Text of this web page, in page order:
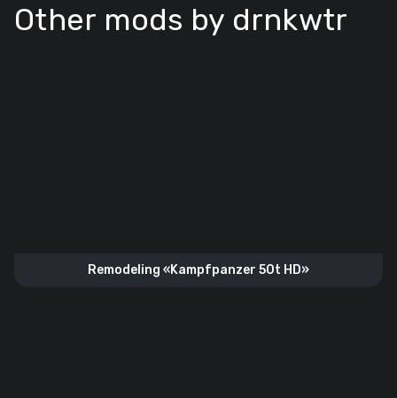
Other mods by drnkwtr
Remodeling «Kampfpanzer 50t HD»